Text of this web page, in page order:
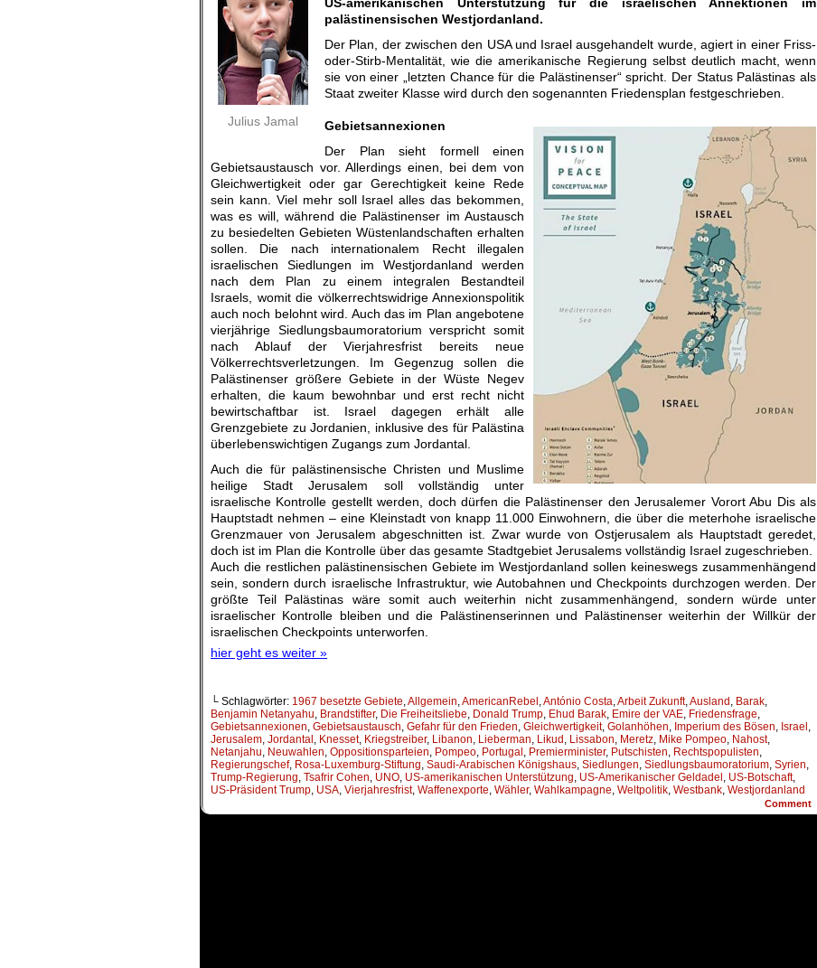
Julius Jamal
palästinensischen Westjordanland.
Der Plan, der zwischen den USA und Israel ausgehandelt wurde, agiert in einer Friss-
oder-Stirb-Mentalität, wie die amerikanische Regierung selbst deutlich macht, wenn
sie von einer „letzten Chance für die Palästinenser“ spricht. Der Status Palästinas als
Staat zweiter Klasse wird durch den sogenannten Friedensplan festgeschrieben.
Gebietsannexionen
Der Plan sieht formell einen
Gebietsaustausch vor. Allerdings einen, bei dem von
Gleichwertigkeit oder gar Gerechtigkeit keine Rede
sein kann. Viel mehr soll Israel alles das bekommen,
was es will, während die Palästinenser im Austausch
zu besiedelten Gebieten Wüstenlandschaften erhalten
sollen. Die nach internationalem Recht illegalen
israelischen Siedlungen im Westjordanland werden
nach dem Plan zu einem integralen Bestandteil
Israels, womit die völkerrechtswidrige Annexionspolitik
auch noch belohnt wird. Auch das im Plan angebotene
vierjährige Siedlungsbaumoratorium verspricht somit
nach Ablauf der Vierjahresfrist bereits neue
Völkerrechtsverletzungen. Im Gegenzug sollen die
Palästinenser größere Gebiete in der Wüste Negev
erhalten, die kaum bewohnbar und erst recht nicht
bewirtschaftbar ist. Israel dagegen erhält alle
Grenzgebiete zu Jordanien, inklusive des für Palästina
überlebenswichtigen Zugangs zum Jordantal.
Auch die für palästinensische Christen und Muslime
heilige Stadt Jerusalem soll vollständig unter
israelische Kontrolle gestellt werden, doch dürfen die Palästinenser den Jerusalemer Vorort Abu Dis als
Hauptstadt nehmen – eine Kleinstadt von knapp 11.000 Einwohnern, die über die meterhohe israelische
Grenzmauer von Jerusalem abgeschnitten ist. Zwar wurde von Ostjerusalem als Hauptstadt geredet,
doch ist im Plan die Kontrolle über das gesamte Stadtgebiet Jerusalems vollständig Israel zugeschrieben.
Auch die restlichen palästinensischen Gebiete im Westjordanland sollen keineswegs zusammenhängend
sein, sondern durch israelische Infrastruktur, wie Autobahnen und Checkpoints durchzogen werden. Der
größte Teil Palästinas wäre somit auch weiterhin nicht zusammenhängend, sondern würde unter
israelischer Kontrolle bleiben und die Palästinenserinnen und Palästinenser weiterhin der Willkür der
israelischen Checkpoints unterworfen.
hier geht es weiter »
└ Schlagwörter: 1967 besetzte Gebiete,Allgemein,AmericanRebel ,António Costa,Arbeit Zukunft,Ausland , Barak,
Benjamin Netanyahu, Brandstifter, Die Freiheitsliebe, Donald Trump, Ehud Barak, Emire der VAE, Friedensfrage,
Gebietsannexionen, Gebietsaustausch, Gefahr für den Frieden, Gleichwertigkeit, Golanhöhen, Imperium des Bösen, Israel ,
Jerusalem, Jordantal , Knesset, Kriegstreiber, Libanon, Lieberman, Likud , Lissabon, Meretz, Mike Pompeo, Nahost,
Netanjahu, Neuwahlen, Oppositionsparteien, Pompeo, Portugal , Premierminister, Putschisten, Rechtspopulisten,
Regierungschef, Rosa-Luxemburg-Stiftung, Saudi-Arabischen Königshaus, Siedlungen, Siedlungsbaumoratorium, Syrien,
Trump-Regierung, Tsafrir Cohen, UNO, US-amerikanischen Unterstützung, US-Amerikanischer Geldadel , US-Botschaft,
US-Präsident Trump, USA, Vierjahresfrist, Waffenexporte, Wähler, Wahlkampagne, Weltpolitik, Westbank, Westjordanland
Comment